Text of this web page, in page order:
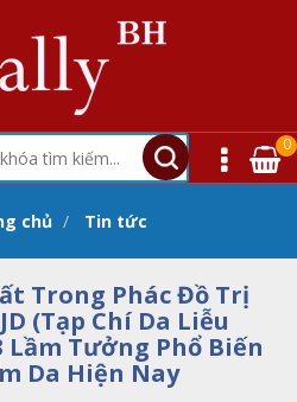
0
chủ Tin tức
Trong Phác Đồ Trị
(Tạp Chí Da Liễu
Lầm Tưởng Phổ Biến
Da Hiện Nay